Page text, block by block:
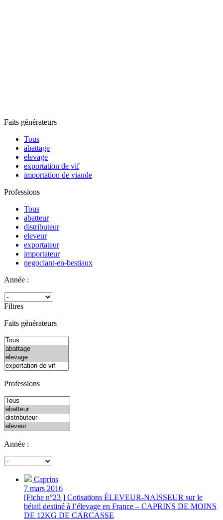
Faits générateurs
Tous
abattage
elevage
exportation de vif
importation de viande
Professions
Tous
abatteur
distributeur
eleveur
exportateur
importateur
negociant-en-bestiaux
Année :
Filtres
Faits générateurs
Professions
Année :
Caprins
7 mars 2016
[Fiche n°23 ] Cotisations ÉLEVEUR-NAISSEUR sur le
bétail destiné à l’élevage en France – CAPRINS DE MOINS
DE 12KG DE CARCASSE